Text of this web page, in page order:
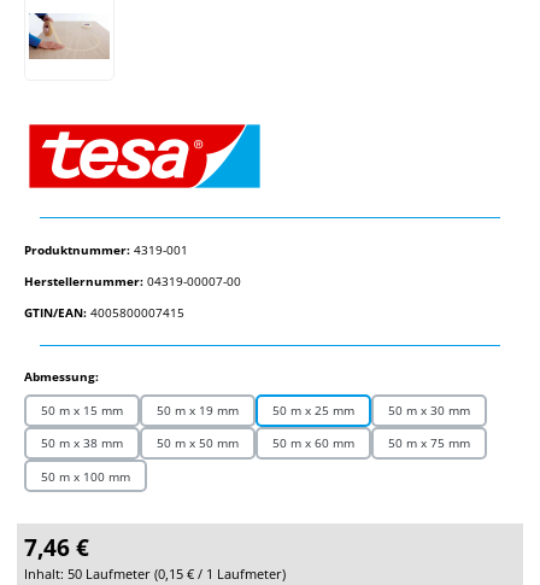
Produktnummer: 4319-001
Herstellernummer: 04319-00007-00
GTIN/EAN: 4005800007415
Abmessung:auswählen
50 m x 15 mm 50 m x 19 mm 50 m x 25 mm
50 m x 30 mm
50 m x 38 mm
50 m x 50 mm 50 m x 60 mm
50 m x 75 mm
50 m x 100 mm
7,46 €
Inhalt: 50 Laufmeter (0,15 € / 1 Laufmeter)